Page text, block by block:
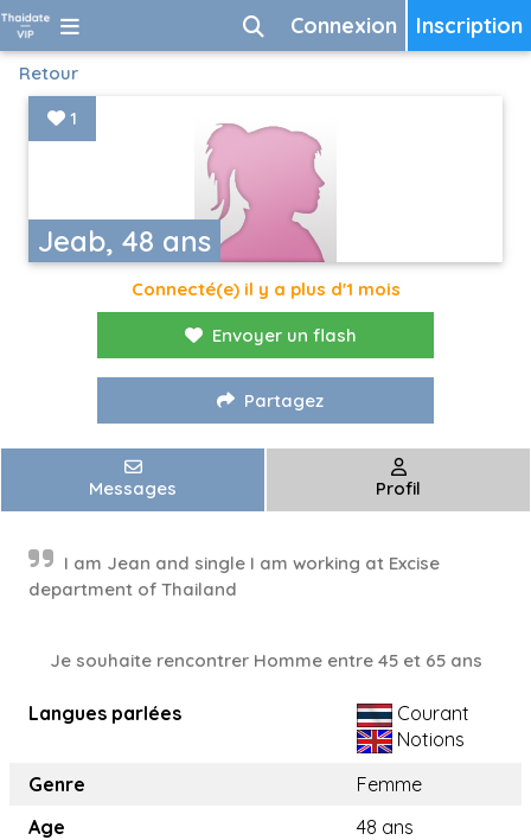
Inscription
Connexion
Retour
Jeab, 48 ans
1
Connecté(e) il y a plus d'1 mois
Envoyer un flash
Partagez
Messages Profil
I am Jean and single I am working at Excise
department of Thailand
Je souhaite rencontrer Homme entre 45 et 65 ans
Langues parlées
Courant
Notions
Genre
Femme
Age
48 ans